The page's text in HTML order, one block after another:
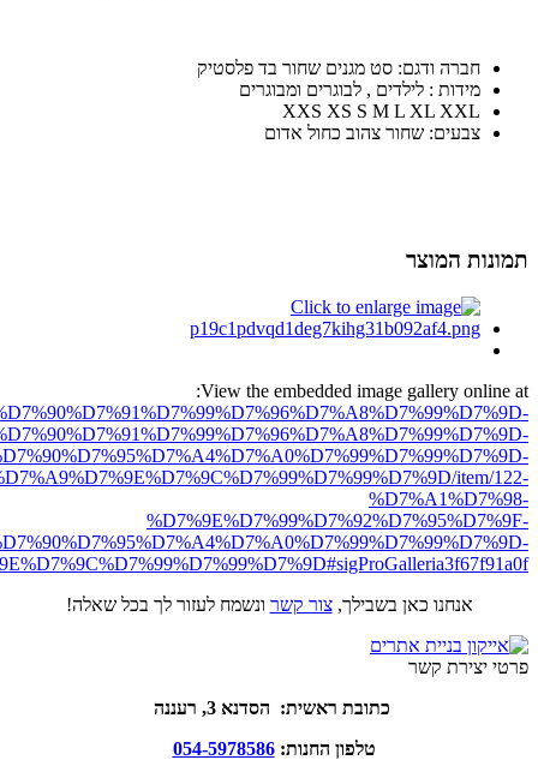
חברה ודגם: סט מגנים שחור בד פלסטיק
מידות : לילדים , לבוגרים ומבוגרים
XXS XS S M L XL XXL
צבעים: שחור צהוב כחול אדום
תמונות המוצר
View the embedded image gallery online at:
item/122-
%D7%A1%D7%98-
%D7%9E%D7%99%D7%92%D7%95%D7%9F-
אנחנו כאן בשבילך,צור קשר ונשמח לעזור לך בכל שאלה!
פרטי יצירת קשר
כתובת ראשית: הסדנא 3, רעננה
טלפון החנות:054-5978586